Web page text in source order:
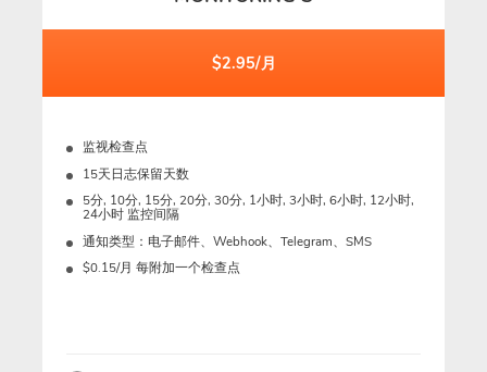
$2.95/月
监视检查点
15天日志保留天数
5分, 10分, 15分, 20分, 30分, 1小时, 3小时, 6小时, 12小时,
24小时 监控间隔
通知类型：电子邮件、Webhook、Telegram、SMS
$0.15/月 每附加一个检查点